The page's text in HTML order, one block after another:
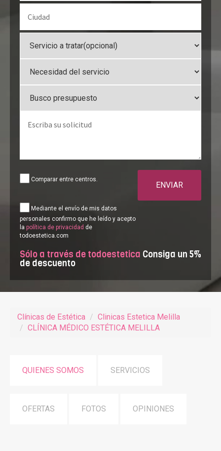
Comparar entre centros.
Mediante el envío de mis datos
personales confirmo que he leído y acepto
la política de privacidad de
todoestetica.com
ENVIAR
Sólo a través de todoestetica Consiga un 5%
de descuento
Clínicas de Estética
Clinicas Estetica Melilla
CLÍNICA MÉDICO ESTÉTICA MELILLA
QUIENES SOMOS SERVICIOS
OFERTAS FOTOS OPINIONES